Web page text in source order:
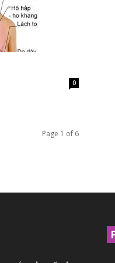
0
Page 1 of 6